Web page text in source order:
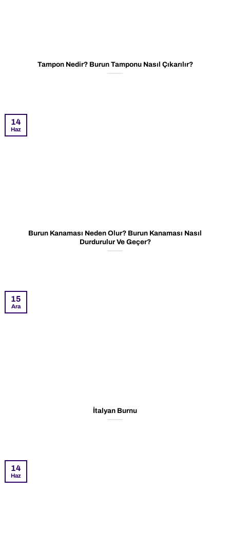
Tampon Nedir? Burun Tamponu Nasıl Çıkarılır?
Burun Kanaması Neden Olur? Burun Kanaması Nasıl
Durdurulur Ve Geçer?
14
Haz
İtalyan Burnu
15
Ara
14
Haz